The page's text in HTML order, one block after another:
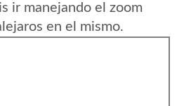
ir manejando el zoom
en el mismo.